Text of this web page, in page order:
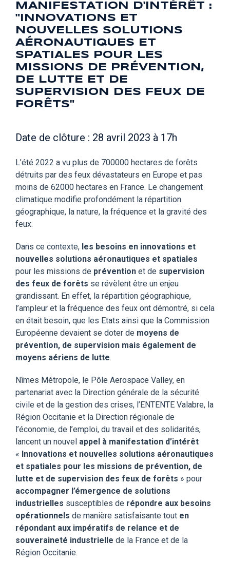
MANIFESTATION D'INTÉRÊT :
"INNOVATIONS ET
NOUVELLES SOLUTIONS
AÉRONAUTIQUES ET
SPATIALES POUR LES
MISSIONS DE PRÉVENTION,
DE LUTTE ET DE
SUPERVISION DES FEUX DE
FORÊTS"
Date de clôture : 28 avril 2023 à 17h
L’été 2022 a vu plus de 700000 hectares de forêts
détruits par des feux dévastateurs en Europe et pas
moins de 62000 hectares en France. Le changement
climatique modifie profondément la répartition
géographique, la nature, la fréquence et la gravité des
feux.
Dans ce contexte, les besoins en innovations et
nouvelles solutions aéronautiques et spatiales
pour les missions de prévention et de supervision
des feux de forêts se révèlent être un enjeu
grandissant. En effet, la répartition géographique,
l’ampleur et la fréquence des feux ont démontré, si cela
en était besoin, que les Etats ainsi que la Commission
Européenne devaient se doter de moyens de
prévention, de supervision mais également de
moyens aériens de lutte.
Nîmes Métropole, le Pôle Aerospace Valley, en
partenariat avec la Direction générale de la sécurité
civile et de la gestion des crises, l’ENTENTE Valabre, la
Région Occitanie et la Direction régionale de
l’économie, de l’emploi, du travail et des solidarités,
lancent un nouvel appel à manifestation d’intérêt
« Innovations et nouvelles solutions aéronautiques
et spatiales pour les missions de prévention, de
lutte et de supervision des feux de forêts » pour
accompagner l’émergence de solutions
industrielles susceptibles de répondre aux besoins
opérationnels de manière satisfaisante tout en
répondant aux impératifs de relance et de
souveraineté industrielle de la France et de la
Région Occitanie.